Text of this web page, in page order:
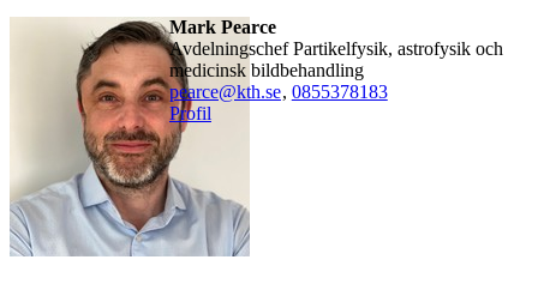
Mark Pearce
Avdelningschef Partikelfysik, astrofysik och
medicinsk bildbehandling
pearce@kth.se, 0855378183
Profil